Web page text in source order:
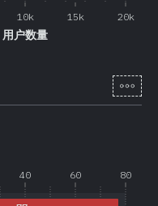
10k 15k 20k
用户数量
[zh-
40 60 80